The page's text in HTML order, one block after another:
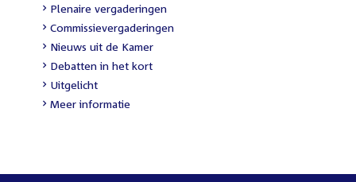
External
link:
Plenaire vergaderingen
External
link:
Commissievergaderingen
External
link:
Nieuws uit de Kamer
External
link:
Debatten in het kort
External
link:
Uitgelicht
Meer informatie